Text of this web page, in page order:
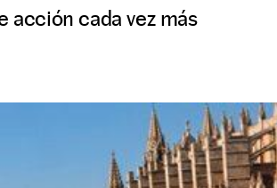
acción cada vez más